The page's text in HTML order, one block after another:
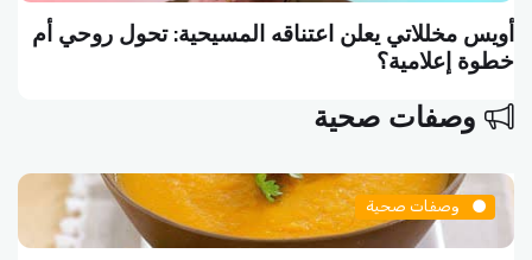
أويس مخللاتي يعلن اعتناقه المسيحية: تحول روحي أم
خطوة إعلامية؟
وصفات صحية
وصفات صحية